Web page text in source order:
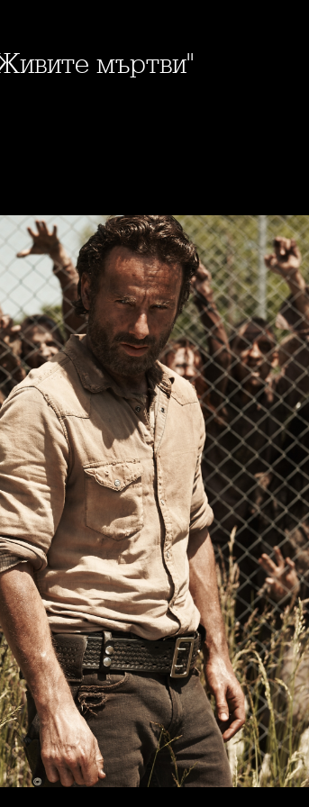
мъртви"